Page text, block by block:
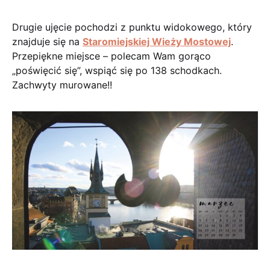
Drugie ujęcie pochodzi z punktu widokowego, który
znajduje się na Staromiejskiej Wieży Mostowej.
Przepiękne miejsce – polecam Wam gorąco
„poświęcić się”, wspiąć się po 138 schodkach.
Zachwyty murowane!!